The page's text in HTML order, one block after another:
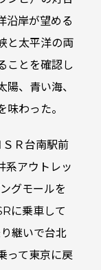
沿岸が望める
と太平洋の両
ことを確認し
、青い海、
わった。
Ｒ台南駅前
系アウトレッ
グモールを
に乗車して
継いで台北
って東京に戻